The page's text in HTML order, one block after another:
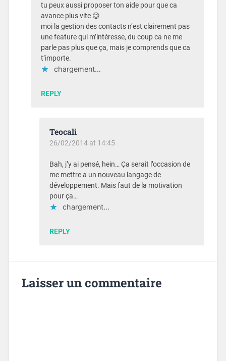
tu peux aussi proposer ton aide pour que ca
avance plus vite 😉
moi la gestion des contacts n’est clairement pas
une feature qui m’intéresse, du coup ca ne me
parle pas plus que ça, mais je comprends que ca
t’importe.
chargement…
REPLY
Teocali
26/02/2014 at 14:45
Bah, j’y ai pensé, hein… Ça serait l’occasion de
me mettre a un nouveau langage de
développement. Mais faut de la motivation
pour ça…
chargement…
REPLY
Laisser un commentaire